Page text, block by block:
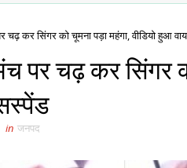
चढ़ कर सिंगर को चूमना पड़ा महंगा, वीडियो हुआ
पर चढ़ कर सिंगर
in जनपद